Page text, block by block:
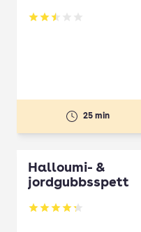
Betyg: 2.5 av 5
25 min
Halloumi- &
jordgubbsspett
Betyg: 4.3 av 5